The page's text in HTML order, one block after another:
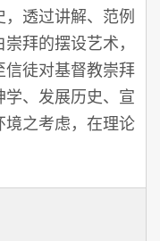
透过讲解、范例
拜的摆设艺术，
信徒对基督教崇拜
、发展历史、宣
境之考虑，在理论